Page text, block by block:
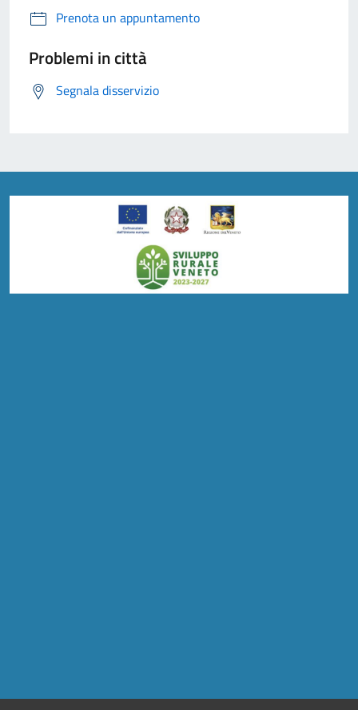
Prenota un appuntamento
Problemi in città
Segnala disservizio